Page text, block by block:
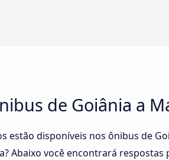
de Goiânia a
estão disponíveis nos ônibus de
Abaixo você encontrará respostas